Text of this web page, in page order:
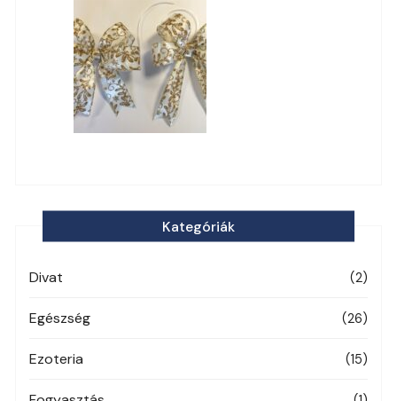
Kategóriák
Divat (2)
Egészség (26)
Ezoteria (15)